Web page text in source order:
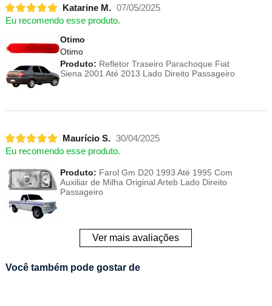
Katarine M. 07/05/2025
Eu recomendo esse produto.
Otimo
Otimo
Produto: Refletor Traseiro Parachoque Fiat
Siena 2001 Até 2013 Lado Direito Passageiro
Maurício S. 30/04/2025
Eu recomendo esse produto.
Produto: Farol Gm D20 1993 Até 1995 Com
Auxiliar de Milha Original Arteb Lado Direito
Passageiro
Ver mais avaliações
Você também pode gostar de